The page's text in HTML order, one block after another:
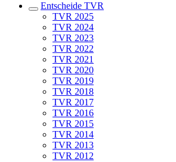
Entscheide TVR
TVR 2025
TVR 2024
TVR 2023
TVR 2022
TVR 2021
TVR 2020
TVR 2019
TVR 2018
TVR 2017
TVR 2016
TVR 2015
TVR 2014
TVR 2013
TVR 2012